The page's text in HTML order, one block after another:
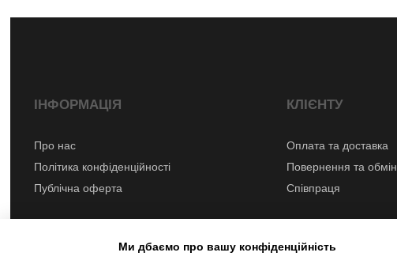
ІНФОРМАЦІЯ
Про нас
Політика конфіденційності
Публічна оферта
КЛІЄНТУ
Оплата та доставка
Повернення та обмін
Співпраця
Ми дбаємо про вашу конфіденційність